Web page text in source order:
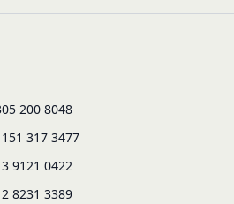
200 8048
317 3477
9121 0422
8231 3389